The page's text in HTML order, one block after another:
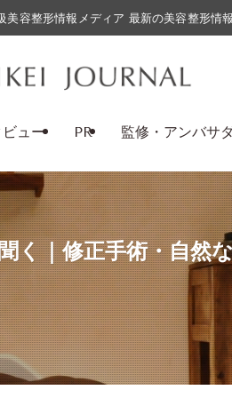
美容整形情報メディア 最新の美容整形情
ュー PR 監修・アンバサ
く｜修正手術・自然